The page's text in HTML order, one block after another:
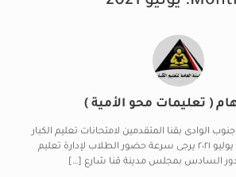
( تعليمات محو الأمية )
الوادى بقنا المتقدمين لامتحانات تعليم الكبار
بادارة قنا ضمن دورة يوليو ٢٠٢١ يرجى سرعة حضور الطلاب لإدارة تعليم
السادس بمجلس مدينة قنا شارع […]